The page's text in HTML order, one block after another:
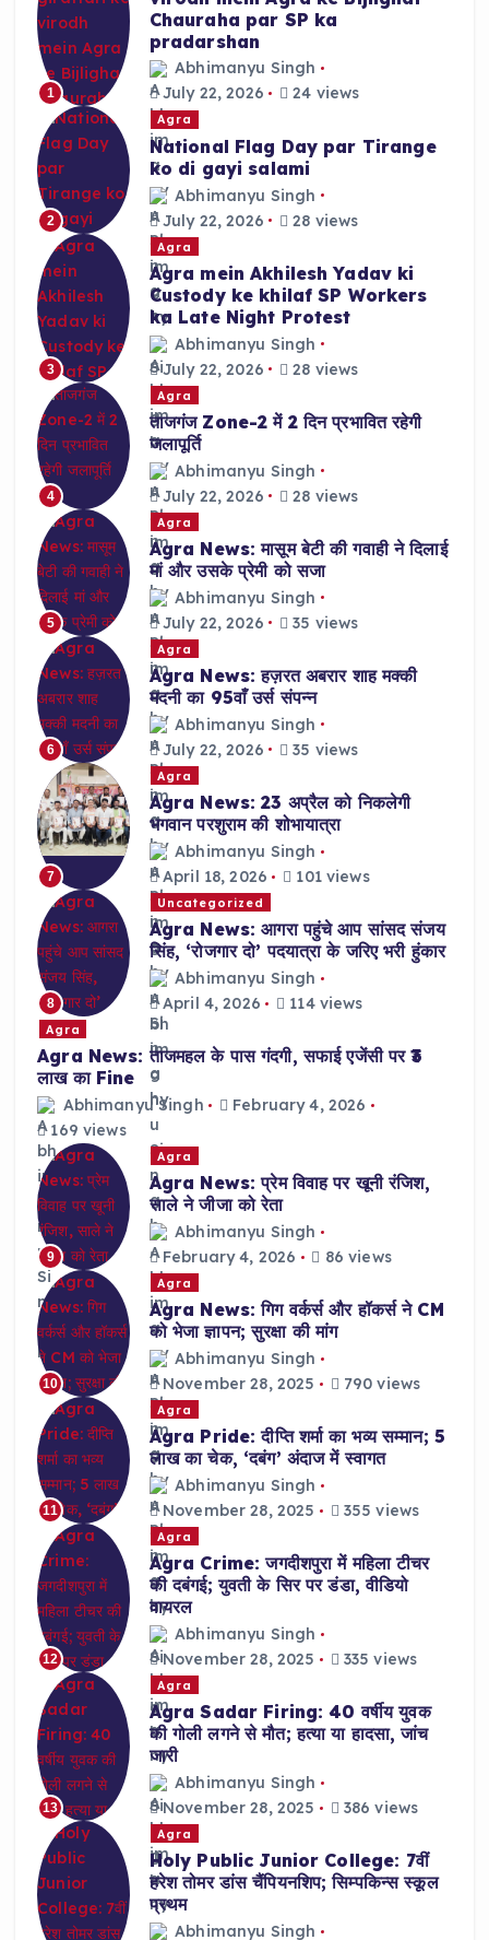
1
Chauraha par SP ka
pradarshan
Abhimanyu Singh
July 22, 2026
24 views
2
Agra
National Flag Day par Tirange
ko di gayi salami
Abhimanyu Singh
July 22, 2026
28 views
3
Agra
Agra mein Akhilesh Yadav ki
Custody ke khilaf SP Workers
ka Late Night Protest
Abhimanyu Singh
July 22, 2026
28 views
4
Agra
ताजगंज Zone-2 में 2 दिन प्रभावित रहेगी
जलापूर्ति
Abhimanyu Singh
July 22, 2026
28 views
5
Agra
Agra News: मासूम बेटी की गवाही ने दिलाई
मां और उसके प्रेमी को सजा
Abhimanyu Singh
July 22, 2026
35 views
6
Agra
Agra News: हज़रत अबरार शाह मक्की
मदनी का 95वाँ उर्स संपन्न
Abhimanyu Singh
July 22, 2026
35 views
7
Agra
Agra News: 23 अप्रैल को निकलेगी
भगवान परशुराम की शोभायात्रा
Abhimanyu Singh
April 18, 2026
101 views
8
Uncategorized
Agra News: आगरा पहुंचे आप सांसद संजय
सिंह, ‘रोजगार दो’ पदयात्रा के जरिए भरी हुंकार
Abhimanyu Singh
April 4, 2026
114 views
Agra
Agra News: ताजमहल के पास गंदगी, सफाई एजेंसी पर ₹3
लाख का Fine
Abhimanyu Singh
February 4, 2026
169 views
9
Agra
Agra News: प्रेम विवाह पर खूनी रंजिश,
साले ने जीजा को रेता
Abhimanyu Singh
February 4, 2026
86 views
10
Agra
Agra News: गिग वर्कर्स और हॉकर्स ने CM
को भेजा ज्ञापन; सुरक्षा की मांग
Abhimanyu Singh
November 28, 2025
790 views
11
Agra
Agra Pride: दीप्ति शर्मा का भव्य सम्मान; 5
लाख का चेक, ‘दबंग’ अंदाज में स्वागत
Abhimanyu Singh
November 28, 2025
355 views
12
Agra
Agra Crime: जगदीशपुरा में महिला टीचर
की दबंगई; युवती के सिर पर डंडा, वीडियो
वायरल
Abhimanyu Singh
November 28, 2025
335 views
13
Agra
Agra Sadar Firing: 40 वर्षीय युवक
की गोली लगने से मौत; हत्या या हादसा, जांच
जारी
Abhimanyu Singh
November 28, 2025
386 views
Agra
Holy Public Junior College: 7वीं
हरेश तोमर डांस चैंपियनशिप; सिम्पकिन्स स्कूल
प्रथम
Abhimanyu Singh